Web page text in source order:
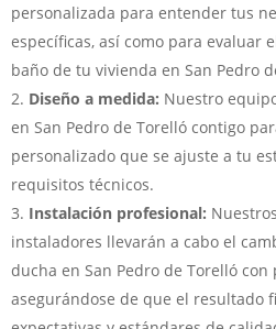
personalizada para entender tus
específicas, así como para evaluar
baño de tu vivienda en San Pedro
Diseño a medida: Nuestro
en San Pedro de Torelló contigo
personalizado que se ajuste a tu
requisitos técnicos.
Instalación profesional:
instaladores llevarán a cabo el
ducha en San Pedro de Torelló
asegurándose de que el resultado